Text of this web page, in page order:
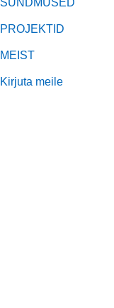
SÜNDMUSED
PROJEKTID
MEIST
Kirjuta meile